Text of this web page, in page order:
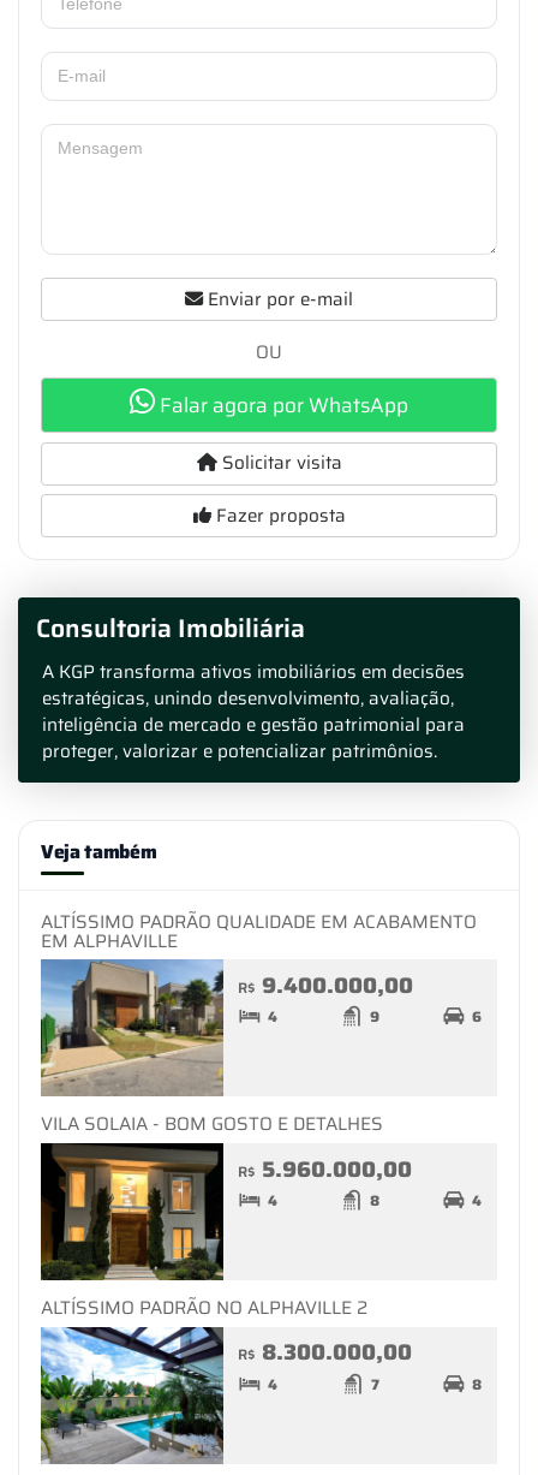
Enviar por e-mail
OU
Falar agora por WhatsApp
Solicitar visita
Fazer proposta
Consultoria Imobiliária
A KGP transforma ativos imobiliários em decisões
estratégicas, unindo desenvolvimento, avaliação,
inteligência de mercado e gestão patrimonial para
proteger, valorizar e potencializar patrimônios.
Veja também
ALTÍSSIMO PADRÃO QUALIDADE EM ACABAMENTO
EM ALPHAVILLE
R$ 9.400.000,00
4 9 6
VILA SOLAIA - BOM GOSTO E DETALHES
R$ 5.960.000,00
4 8 4
ALTÍSSIMO PADRÃO NO ALPHAVILLE 2
R$ 8.300.000,00
4 7 8